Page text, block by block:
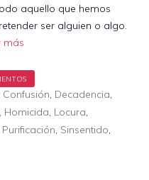
aquello que hemos
ser alguien o algo.
más
Confusión, Decadencia,
, Homicida, Locura,
Purificación, Sinsentido,